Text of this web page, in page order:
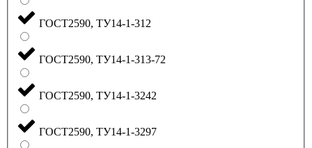
ГОСТ2590, ТУ14-1-312
ГОСТ2590, ТУ14-1-313-72
ГОСТ2590, ТУ14-1-3242
ГОСТ2590, ТУ14-1-3297